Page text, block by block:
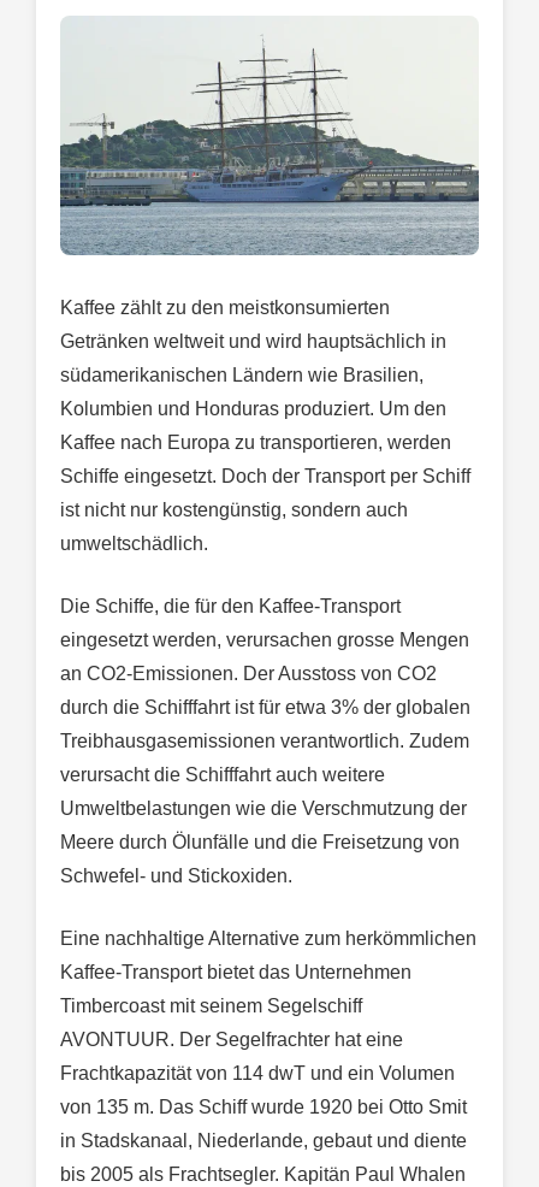
Kaffee zählt zu den meistkonsumierten
Getränken weltweit und wird hauptsächlich in
südamerikanischen Ländern wie Brasilien,
Kolumbien und Honduras produziert. Um den
Kaffee nach Europa zu transportieren, werden
Schiffe eingesetzt. Doch der Transport per Schiff
ist nicht nur kostengünstig, sondern auch
umweltschädlich.
Die Schiffe, die für den Kaffee-Transport
eingesetzt werden, verursachen grosse Mengen
an CO2-Emissionen. Der Ausstoss von CO2
durch die Schifffahrt ist für etwa 3% der globalen
Treibhausgasemissionen verantwortlich. Zudem
verursacht die Schifffahrt auch weitere
Umweltbelastungen wie die Verschmutzung der
Meere durch Ölunfälle und die Freisetzung von
Schwefel- und Stickoxiden.
Eine nachhaltige Alternative zum herkömmlichen
Kaffee-Transport bietet das Unternehmen
Timbercoast mit seinem Segelschiff
AVONTUUR. Der Segelfrachter hat eine
Frachtkapazität von 114 dwT und ein Volumen
von 135 m. Das Schiff wurde 1920 bei Otto Smit
in Stadskanaal, Niederlande, gebaut und diente
bis 2005 als Frachtsegler. Kapitän Paul Whalen